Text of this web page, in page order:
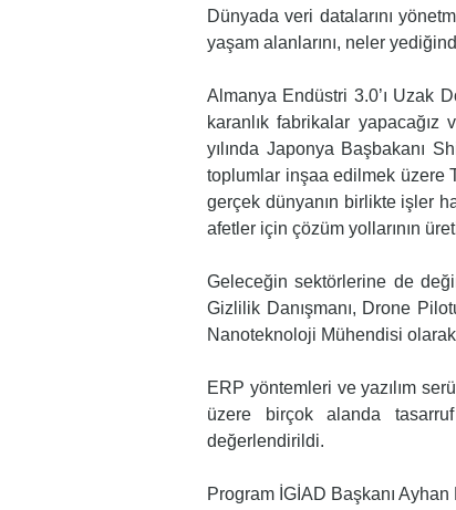
Dünyada veri datalarını
yaşam alanlarını, neler
Almanya Endüstri 3.0’ı Uzak
karanlık fabrikalar yapacağız
yılında Japonya Başbakanı
toplumlar inşaa edilmek üzere
gerçek dünyanın birlikte işler
afetler için çözüm yollarının
Geleceğin sektörlerine de
Gizlilik Danışmanı, Drone
Nanoteknoloji Mühendisi olarak
ERP yöntemleri ve yazılım
üzere birçok alanda tasarruf
değerlendirildi.
Program İGİAD Başkanı